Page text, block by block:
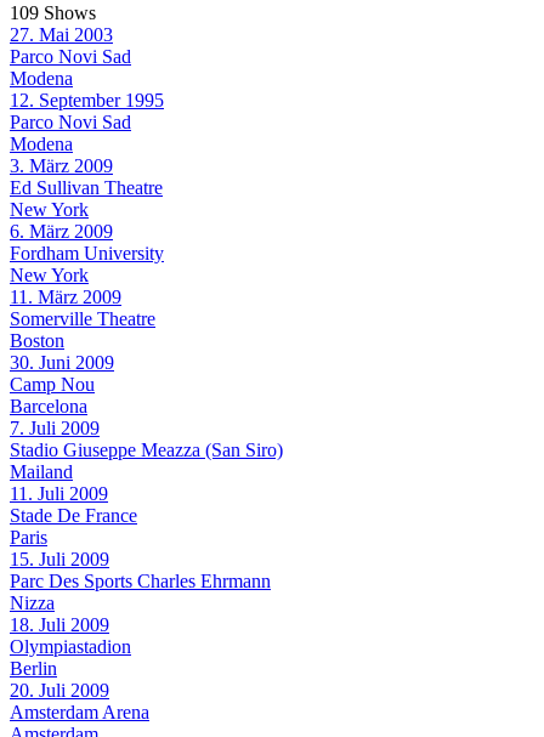
109 Shows
27. Mai 2003
Parco Novi Sad
Modena
12. September 1995
Parco Novi Sad
Modena
3. März 2009
Ed Sullivan Theatre
New York
6. März 2009
Fordham University
New York
11. März 2009
Somerville Theatre
Boston
30. Juni 2009
Camp Nou
Barcelona
7. Juli 2009
Stadio Giuseppe Meazza (San Siro)
Mailand
11. Juli 2009
Stade De France
Paris
15. Juli 2009
Parc Des Sports Charles Ehrmann
Nizza
18. Juli 2009
Olympiastadion
Berlin
20. Juli 2009
Amsterdam Arena